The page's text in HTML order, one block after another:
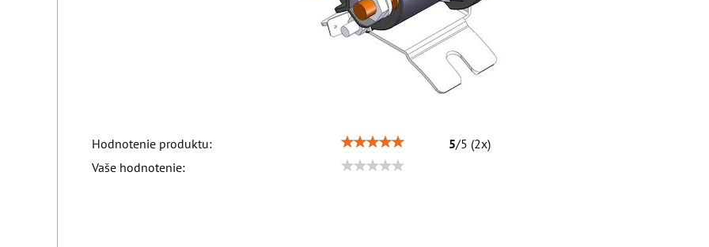
Hodnotenie produktu: 5/5 (2x)
Vaše hodnotenie: